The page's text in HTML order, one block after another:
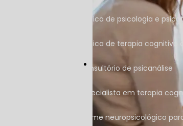
Clínica de psicologia e
Clínica de terapia
Consultório de psicanálise
Especialista em terapia
Exame neuropsicológico